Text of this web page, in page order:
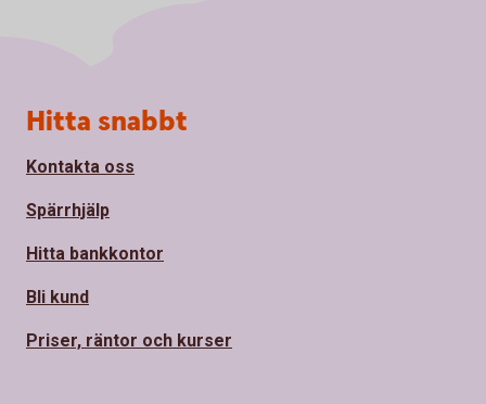
Sidfot
Hitta snabbt
Kontakta oss
Spärrhjälp
Hitta bankkontor
Bli kund
Priser, räntor och kurser